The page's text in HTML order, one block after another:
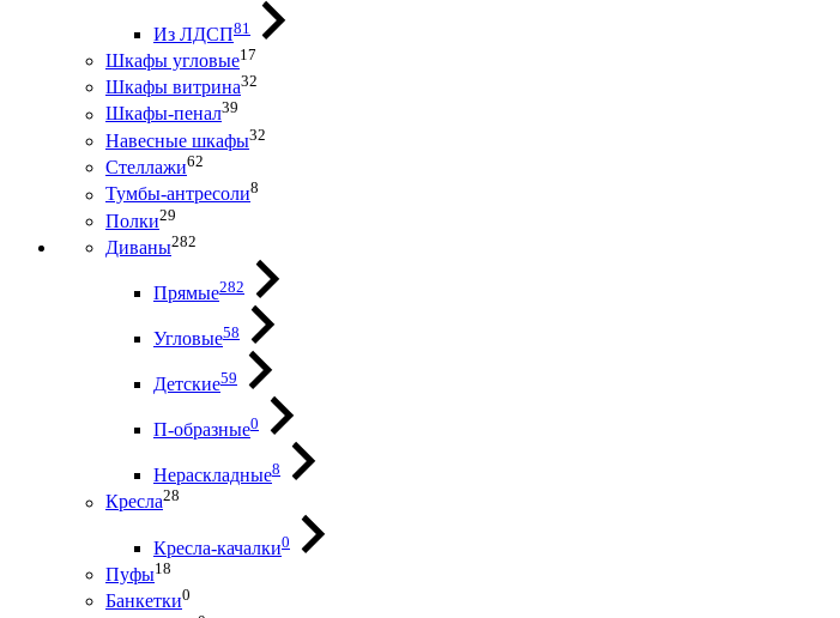
Из ЛДСП81
Шкафы угловые17
Шкафы витрина32
Шкафы-пенал39
Навесные шкафы32
Стеллажи62
Тумбы-антресоли8
Полки29
Диваны282
Прямые282
Угловые58
Детские59
П-образные0
Нераскладные8
Кресла28
Кресла-качалки0
Пуфы18
Банкетки0